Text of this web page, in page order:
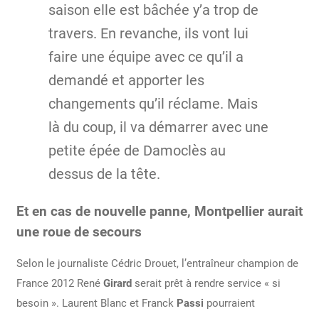
saison elle est bâchée y’a trop de
travers. En revanche, ils vont lui
faire une équipe avec ce qu’il a
demandé et apporter les
changements qu’il réclame. Mais
là du coup, il va démarrer avec une
petite épée de Damoclès au
dessus de la tête.
Et en cas de nouvelle panne, Montpellier aurait
une roue de secours
Selon le journaliste Cédric Drouet, l’entraîneur champion de
France 2012 René Girardserait prêt à rendre service « si
besoin ». Laurent Blanc et Franck Passi pourraient